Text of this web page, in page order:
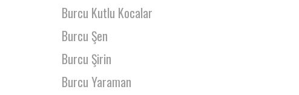
Burcu Kutlu Kocalar
Burcu Şen
Burcu Şirin
Burcu Yaraman